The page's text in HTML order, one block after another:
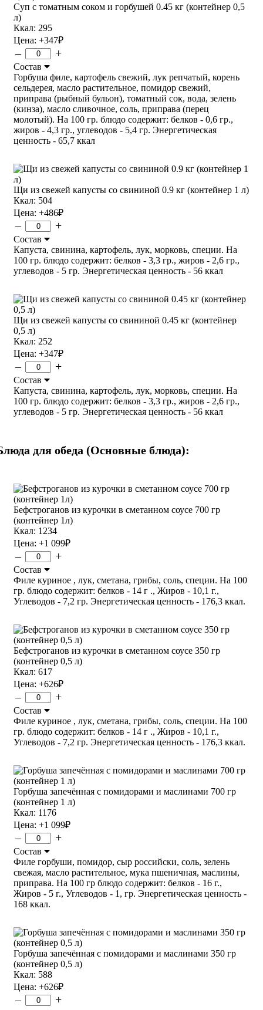
Суп с томатным соком и горбушей 0.45 кг (контейнер 0,5
л)
Ккал: 295
Цена: +347₽
– +
Состав
Горбуша филе, картофель свежий, лук репчатый, корень
сельдерея, масло растительное, помидор свежий,
приправа (рыбный бульон), томатный сок, вода, зелень
(кинза), масло сливочное, соль, приправа (перец
молотый). На 100 гр. блюдо содержит: белков - 0,6 гр.,
жиров - 4,3 гр., углеводов - 5,4 гр. Энергетическая
ценность - 65,7 ккал
Щи из свежей капусты со свининой 0.9 кг (контейнер 1 л)
Ккал: 504
Цена: +486₽
– +
Состав
Капуста, свинина, картофель, лук, морковь, специи. На
100 гр. блюдо содержит: белков - 3,3 гр., жиров - 2,6 гр.,
углеводов - 5 гр. Энергетическая ценность - 56 ккал
Щи из свежей капусты со свининой 0.45 кг (контейнер
0,5 л)
Ккал: 252
Цена: +347₽
– +
Состав
Капуста, свинина, картофель, лук, морковь, специи. На
100 гр. блюдо содержит: белков - 3,3 гр., жиров - 2,6 гр.,
углеводов - 5 гр. Энергетическая ценность - 56 ккал
для обеда (Основные блюда):
Бефстроганов из курочки в сметанном соусе 700 гр
(контейнер 1л)
Ккал: 1234
Цена: +1 099₽
– +
Состав
Филе куриное , лук, сметана, грибы, соль, специи. На 100
гр. блюдо содержит: белков - 14 г ., Жиров - 10,1 г.,
Углеводов - 7,2 гр. Энергетическая ценность - 176,3 ккал.
Бефстроганов из курочки в сметанном соусе 350 гр
(контейнер 0,5 л)
Ккал: 617
Цена: +626₽
– +
Состав
Филе куриное , лук, сметана, грибы, соль, специи. На 100
гр. блюдо содержит: белков - 14 г ., Жиров - 10,1 г.,
Углеводов - 7,2 гр. Энергетическая ценность - 176,3 ккал.
Горбуша запечённая с помидорами и маслинами 700 гр
(контейнер 1 л)
Ккал: 1176
Цена: +1 099₽
– +
Состав
Филе горбуши, помидор, сыр российски, соль, зелень
свежая, масло растительное, мука пшеничная, маслины,
приправа. На 100 гр блюдо содержит: белков - 16 г.,
Жиров - 5 г., Углеводов - 1, гр. Энергетическая ценность -
168 ккал.
Горбуша запечённая с помидорами и маслинами 350 гр
(контейнер 0,5 л)
Ккал: 588
Цена: +626₽
– +